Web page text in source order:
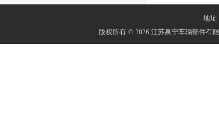
地址
版权所有 © 2026 江苏泉宁车辆部件有